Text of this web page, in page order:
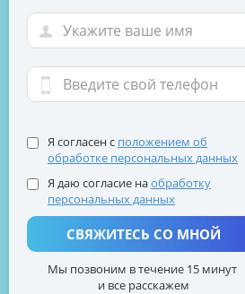
Я согласен с положением об
обработке персональных данных
Я даю согласие наобработку
персональных данных
СВЯЖИТЕСЬ СО МНОЙ
Мы позвоним в течение 15 минут
и все расскажем